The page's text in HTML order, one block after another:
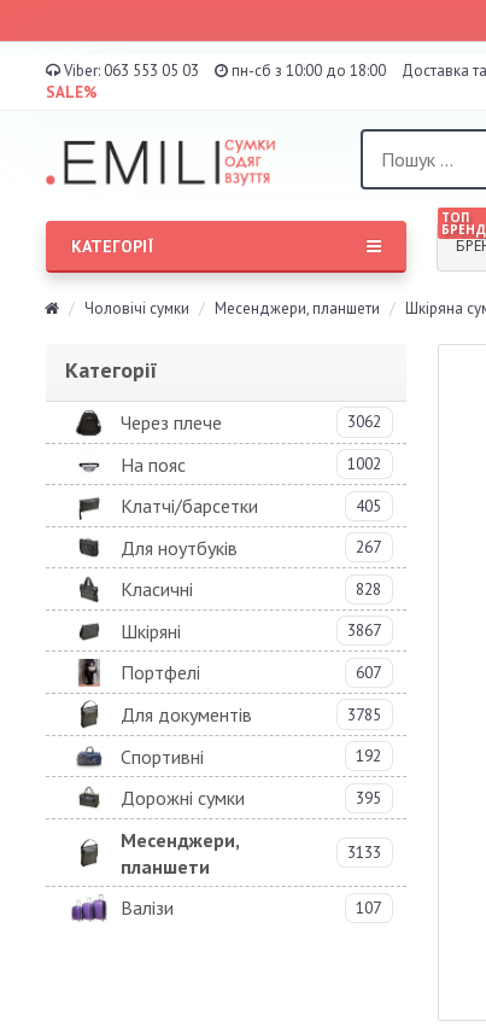
Viber: 063 553 05 03 пн-сб з 10:00 до 18:00 Доставка
SALE%
ТОП
БРЕНД
КАТЕГОРІЇ
Чоловічі сумки Месенджери, планшети Шкіряна
Категорії
Через плече 3062
На пояс 1002
Клатчі/барсетки 405
Для ноутбуків 267
Класичні 828
Шкіряні 3867
Портфелі 607
Для документів 3785
Спортивні 192
Дорожні сумки 395
Месенджери,
планшети
3133
Валізи 107